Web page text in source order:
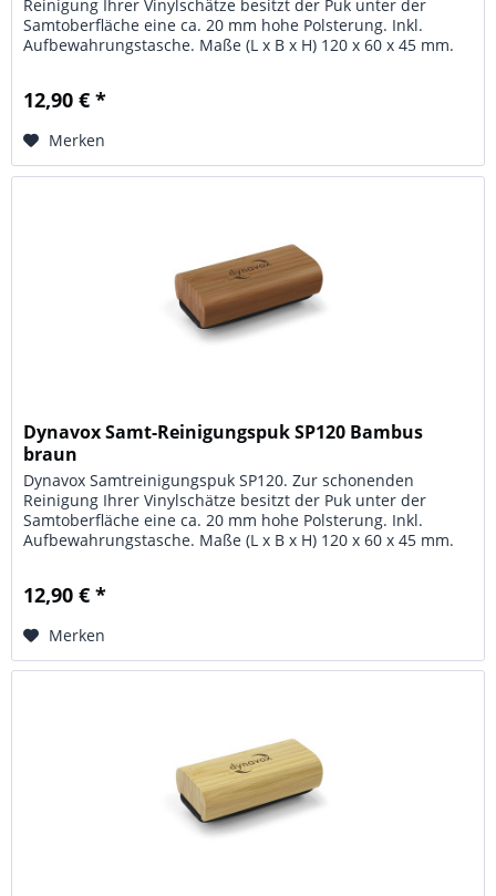
Reinigung Ihrer Vinylschätze besitzt der Puk unter der
Samtoberfläche eine ca. 20 mm hohe Polsterung. Inkl.
Aufbewahrungstasche. Maße (L x B x H) 120 x 60 x 45 mm.
12,90 € *
Merken
Dynavox Samt-Reinigungspuk SP120 Bambus
braun
Dynavox Samtreinigungspuk SP120. Zur schonenden
Reinigung Ihrer Vinylschätze besitzt der Puk unter der
Samtoberfläche eine ca. 20 mm hohe Polsterung. Inkl.
Aufbewahrungstasche. Maße (L x B x H) 120 x 60 x 45 mm.
12,90 € *
Merken